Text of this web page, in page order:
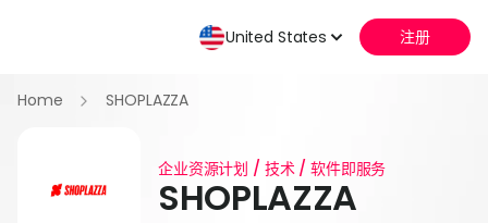
Home SHOPLAZZA
企业资源计划 / 技术 / 软件即服务
SHOPLAZZA
United States 注册